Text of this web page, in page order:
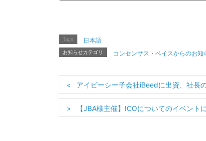
Tags 日本語
お知らせカテゴリ コンセンサス・ベイスからのお知
アイビーシー子会社iBeedに出資、社長
【JBA様主催】ICOについてのイベント